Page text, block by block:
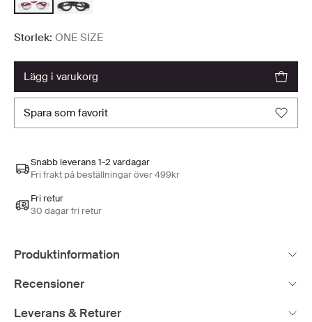
Storlek: ONE SIZE
lägg i varukorg
spara som favorit
Snabb leverans 1-2 vardagar
Fri frakt på beställningar över 499kr
Fri retur
30 dagar fri retur
Produktinformation
Recensioner
Leverans & Returer